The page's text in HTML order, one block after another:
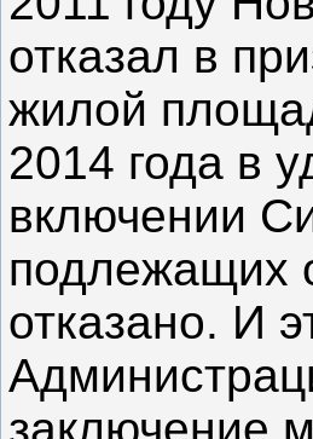
отказал в
жилой
2014 года в
включении
подлежащих
отказано. И
заключение